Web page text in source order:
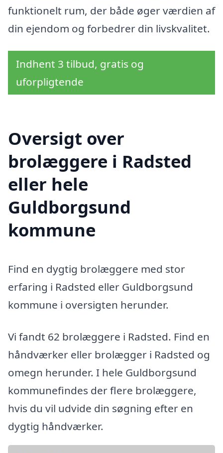
funktionelt rum, der både øger værdien af
din ejendom og forbedrer din livskvalitet.
Indhent 3 tilbud, gratis og
uforpligtende
Oversigt over
brolæggere i Radsted
eller hele
Guldborgsund
kommune
Find en dygtig brolæggere med stor
erfaring i Radsted eller Guldborgsund
kommune i oversigten herunder.
Vi fandt 62 brolæggere i Radsted. Find en
håndværker eller brolægger i Radsted og
omegn herunder. I hele Guldborgsund
kommunefindes der flere brolæggere,
hvis du vil udvide din søgning efter en
dygtig håndværker.